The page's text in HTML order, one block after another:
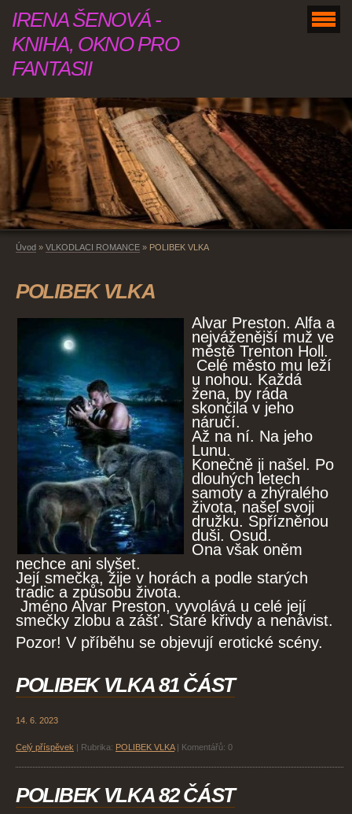
IRENA ŠENOVÁ -
KNIHA, OKNO PRO
FANTASII
Úvod » VLKODLACI ROMANCE » POLIBEK VLKA
POLIBEK VLKA
Alvar Preston. Alfa a
nejváženější muž ve
městě Trenton Holl.
Celé město mu leží
u nohou. Každá
žena, by ráda
skončila v jeho
náručí.
Až na ní. Na jeho
Lunu.
Konečně ji našel. Po
dlouhých letech
samoty a zhýralého
života, našel svoji
družku. Spřízněnou
duši. Osud.
Ona však oněm
nechce ani slyšet.
Její smečka, žije v horách a podle starých
tradic a způsobu života.
Jméno Alvar Preston, vyvolává u celé její
smečky zlobu a zášť. Staré křivdy a nenávist.
Pozor! V příběhu se objevují erotické scény.
POLIBEK VLKA 81 ČÁST
14. 6. 2023
Celý příspěvek Rubrika: POLIBEK VLKA Komentářů: 0
POLIBEK VLKA 82 ČÁST